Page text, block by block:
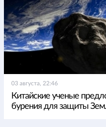
03 августа, 22:46
Китайские ученые
бурения для защиты